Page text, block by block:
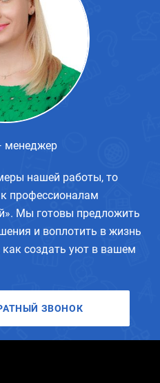
нашей работы, то
профессионалам
Мы готовы предложить
и воплотить в жизнь
создать уют в вашем
ЗВОНОК
менеджер